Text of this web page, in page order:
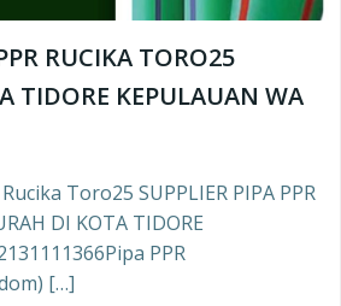
RUCIKA TORO25
TIDORE KEPULAUAN WA
Toro25 SUPPLIER PIPA PPR
DI KOTA TIDORE
PPR
[…]